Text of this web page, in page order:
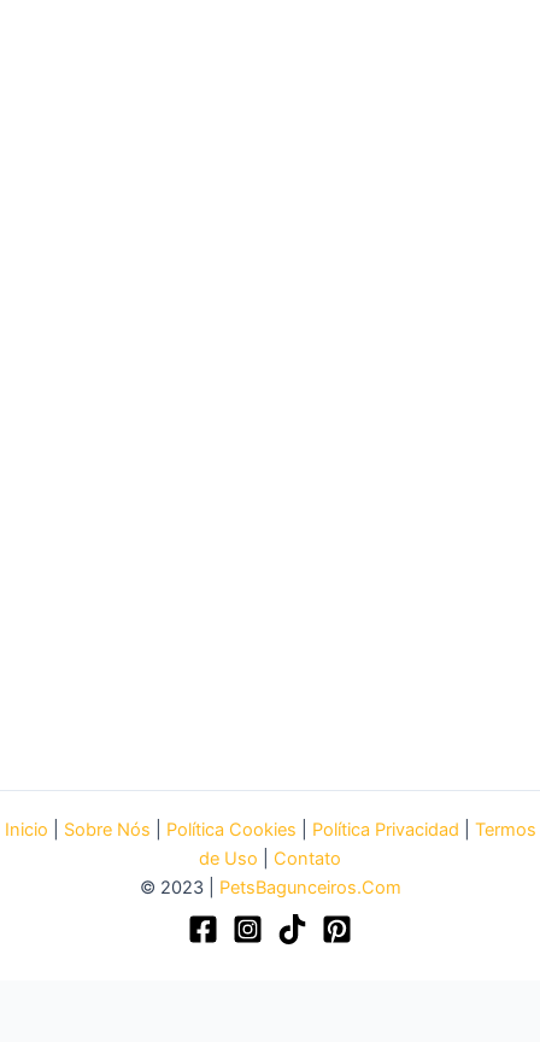
Inicio Sobre Nós Política Cookies Política Privacidad
Termos
de Uso
Contato
© 2023 | PetsBagunceiros.Com